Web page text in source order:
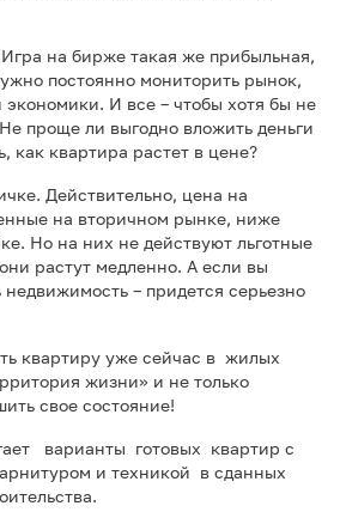
на бирже такая же прибыльная,
постоянно мониторить рынок,
И все – чтобы хотя бы не
проще ли выгодно вложить деньги
как квартира растет в цене?
Действительно, цена на
на вторичном рынке, ниже
Но на них не действуют льготные
растут медленно. А если вы
недвижимость – придется серьезно
квартиру уже сейчас в жилых
жизни» и не только
свое состояние!
варианты готовых квартир с
и техникой в сданных